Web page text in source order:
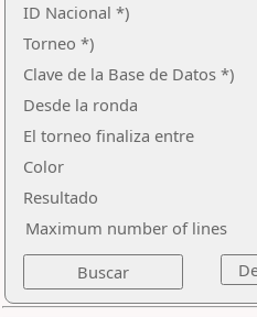
ID Nacional *)
Torneo *)
Clave de la Base de Datos *)
Desde la ronda
El torneo finaliza entre
Color
Resultado
Maximum number of lines